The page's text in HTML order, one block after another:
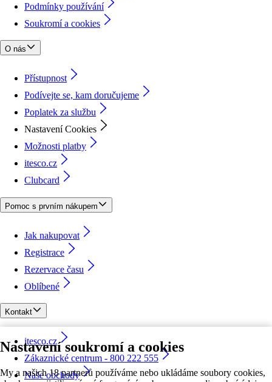
Nastavení soukromí a cookies
My a našich 18 partnerů používáme nebo ukládáme soubory cookies,
Podmínky používání
Soukromí a cookies
O nás
Přístupnost
Podívejte se, kam doručujeme
Poplatek za službu
Nastavení Cookies
Možnosti platby
itesco.cz
Clubcard
Pomoc s prvním nákupem
Jak nakupovat
Registrace
Rezervace času
Oblíbené
Kontakt
itesco.cz
Zákaznické centrum - 800 222 555
Naše obchody